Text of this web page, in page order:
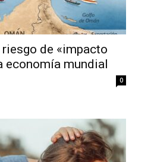
de «impacto
economía mundial
0